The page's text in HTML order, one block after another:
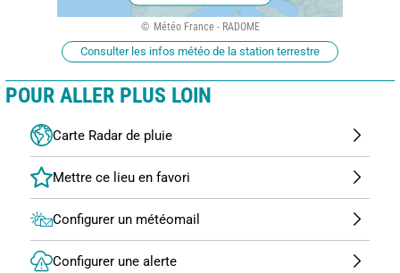
Météo France - RADOME
Consulter les infos météo de la station terrestre
POUR ALLER PLUS LOIN
Carte Radar de pluie
Configurer un météomail
Configurer une alerte